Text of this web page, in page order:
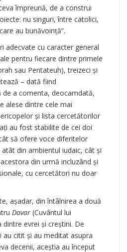
împreună, de a construi
nu singuri, între catolici,
au bunăvoinţă”.
adecvate cu caracter general
pentru fiecare dintre primele
sau Pentateuh), treizeci şi
– dată fiind
a comenta, deocamdată,
alese dintre cele mai
şi lista cercetătorilor
au fost stabilite de cei doi
să ofere voce diferitelor
din ambientul iudaic, cât şi
din urmă incluzând şi
cu cercetători nu doar
aşadar, din întâlnirea a două
Davar (Cuvântul lui
evrei şi creştini. De
au citit şi au meditat asupra
decenii, aceştia au început